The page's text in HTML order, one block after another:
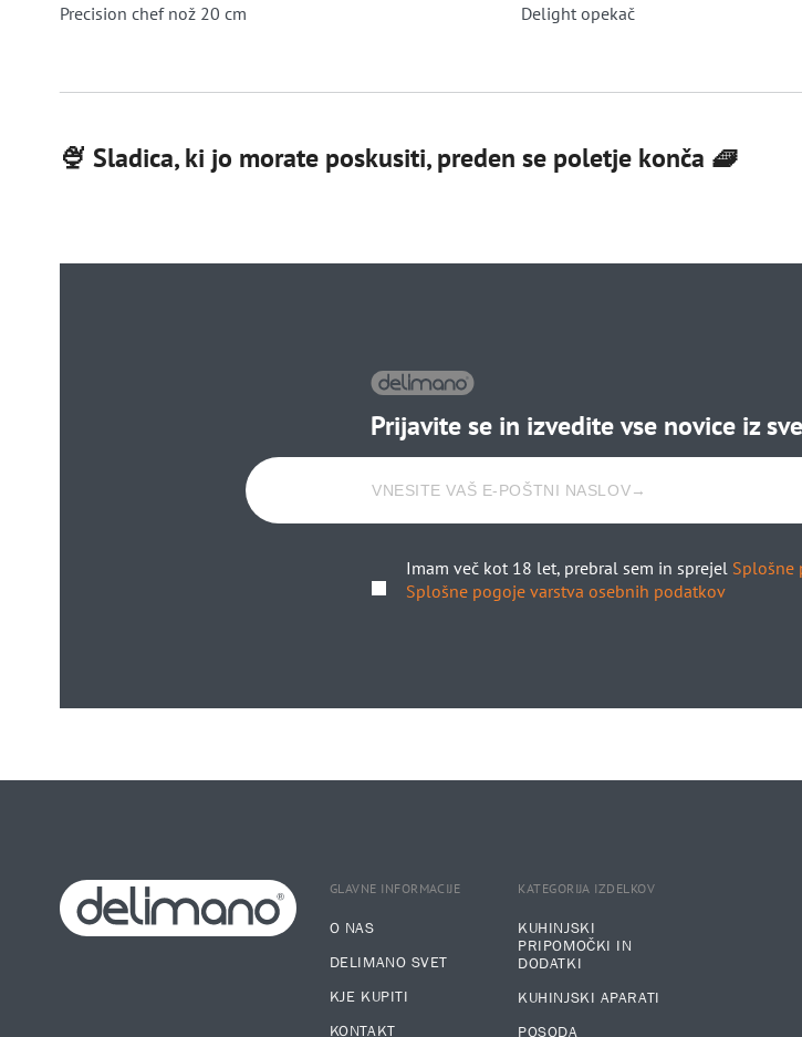
Precision chef nož 20 cm Delight opekač
🍨 Sladica, ki jo morate poskusiti, preden se poletje konča 🧇
Prijavite se in izvedite vse novice iz
Imam več kot 18 let, prebral sem in sprejel Splošne
Splošne pogoje varstva osebnih podatkov
GLAVNE INFORMACIJE
O NAS
DELIMANO SVET
KJE KUPITI
KONTAKT
KATEGORIJA IZDELKOV
KUHINJSKI
PRIPOMOČKI IN
DODATKI
KUHINJSKI APARATI
POSODA